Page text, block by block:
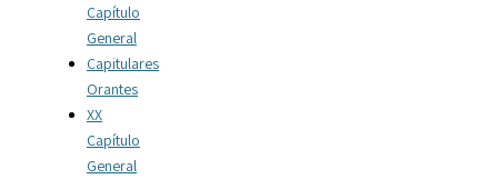
Capítulo
General
Capitulares
Orantes
XX
Capítulo
General